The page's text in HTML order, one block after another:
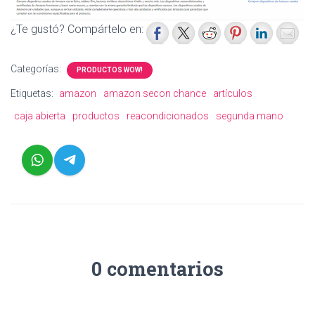
¿Te gustó? Compártelo en:
Categorías: PRODUCTOS WOW!
Etiquetas: amazon amazon secon chance
artículos
caja abierta
productos reacondicionados segunda mano
0 comentarios